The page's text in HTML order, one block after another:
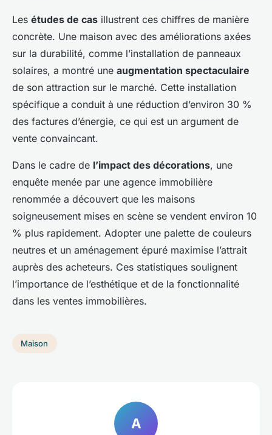
Les études de cas illustrent ces chiffres de manière
concrète. Une maison avec des améliorations axées
sur la durabilité, comme l’installation de panneaux
solaires, a montré une augmentation spectaculaire
de son attraction sur le marché. Cette installation
spécifique a conduit à une réduction d’environ 30 %
des factures d’énergie, ce qui est un argument de
vente convaincant.
Dans le cadre de l’impact des décorations, une
enquête menée par une agence immobilière
renommée a découvert que les maisons
soigneusement mises en scène se vendent environ 10
% plus rapidement. Adopter une palette de couleurs
neutres et un aménagement épuré maximise l’attrait
auprès des acheteurs. Ces statistiques soulignent
l’importance de l’esthétique et de la fonctionnalité
dans les ventes immobilières.
Maison
A